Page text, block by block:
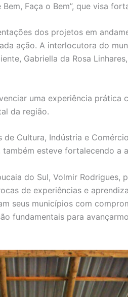
Faça o Bem”, que visa
dos projetos em
ação. A interlocutora do
Gabriella da Rosa
uma experiência
da região.
Cultura, Indústria e
esteve fortalecendo
do Sul, Volmir
de experiências e
seus municípios com
fundamentais para